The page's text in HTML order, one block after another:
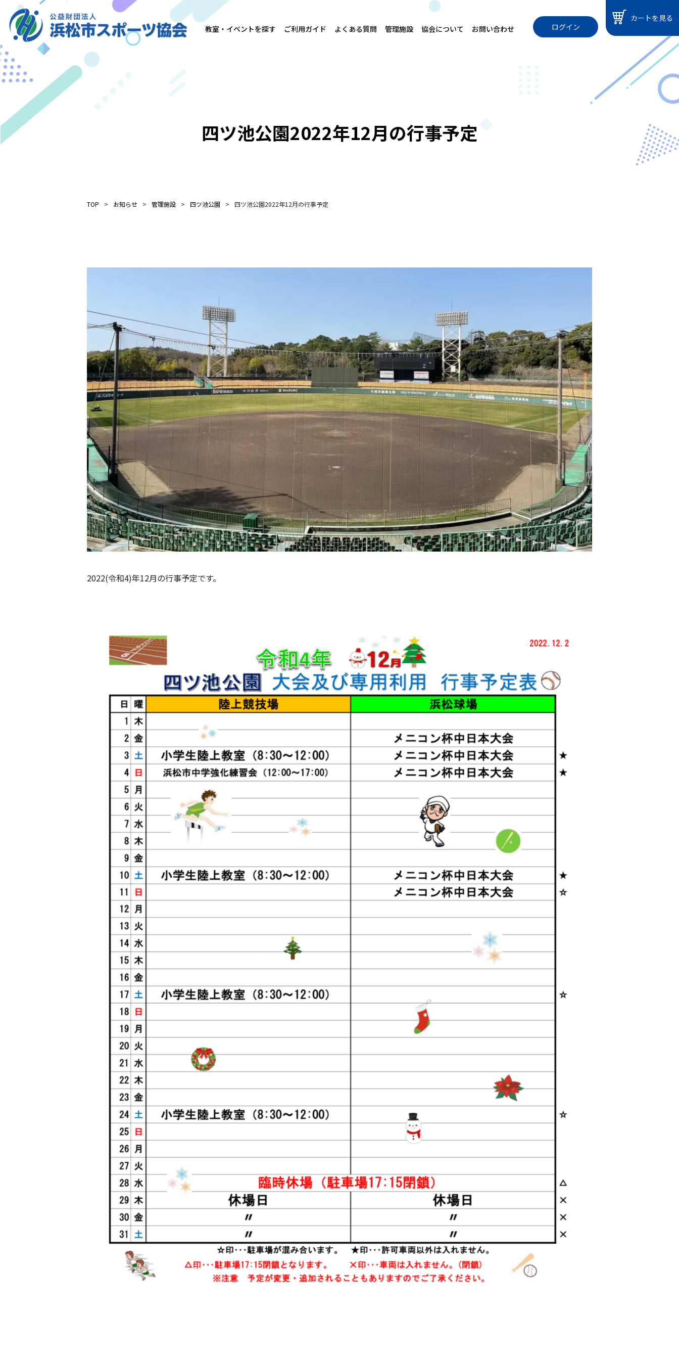
教室・イベントを探す ご利用ガイド よくある質問 管理施設 協会について お問い合わせ ログイン
カートを見る
四ツ池公園2022年12月の行事予定
TOP お知らせ 管理施設 四ツ池公園 四ツ池公園2022年12月の行事予定
2022(令和4)年12月の行事予定です。